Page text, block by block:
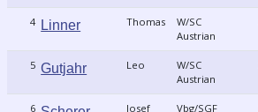
4 Linner Thomas
W/SC
Austrian
5 Gutjahr Leo
W/SC
Austrian
6 Josef Vbg/SGF